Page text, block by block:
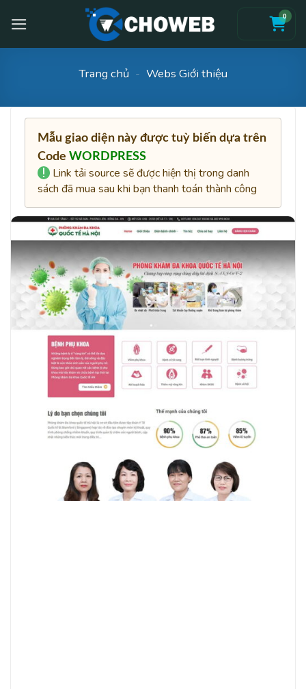
0
Trang chủ - Webs Giới thiệu
Mẫu giao diện này được tuỳ biến dựa trên
CodeWORDPRESS
Link tải source sẽ được hiện thị trong danh
sách đã mua sau khi bạn thanh toán thành công